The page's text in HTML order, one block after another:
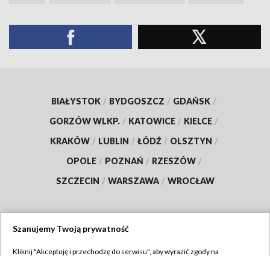
BIAŁYSTOK / BYDGOSZCZ / GDAŃSK /
GORZÓW WLKP. / KATOWICE / KIELCE /
KRAKÓW / LUBLIN / ŁÓDŹ / OLSZTYN /
OPOLE / POZNAŃ / RZESZÓW /
SZCZECIN / WARSZAWA / WROCŁAW
Szanujemy Twoją prywatność
Kliknij "Akceptuję i przechodzę do serwisu", aby wyrazić zgody na